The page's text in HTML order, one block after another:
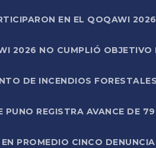
EN EL QOQAWI
2026 NO CUMPLIÓ OBJETIVO
DE INCENDIOS
PUNO REGISTRA AVANCE DE
PROMEDIO CINCO